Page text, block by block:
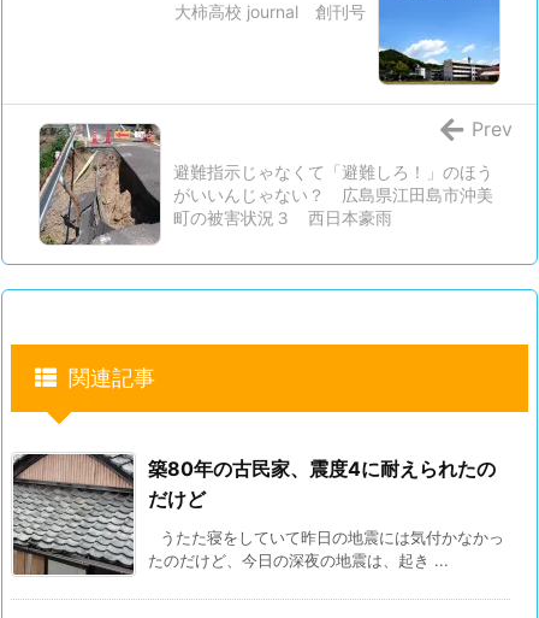
大柿高校 journal 創刊号
避難指示じゃなくて「避難しろ！」のほう
がいいんじゃない？ 広島県江田島市沖美
町の被害状況３ 西日本豪雨
Prev
関連記事
築80年の古民家、震度4に耐えられたの
だけど
うたた寝をしていて昨日の地震には気付かなかっ
たのだけど、今日の深夜の地震は、起き ...